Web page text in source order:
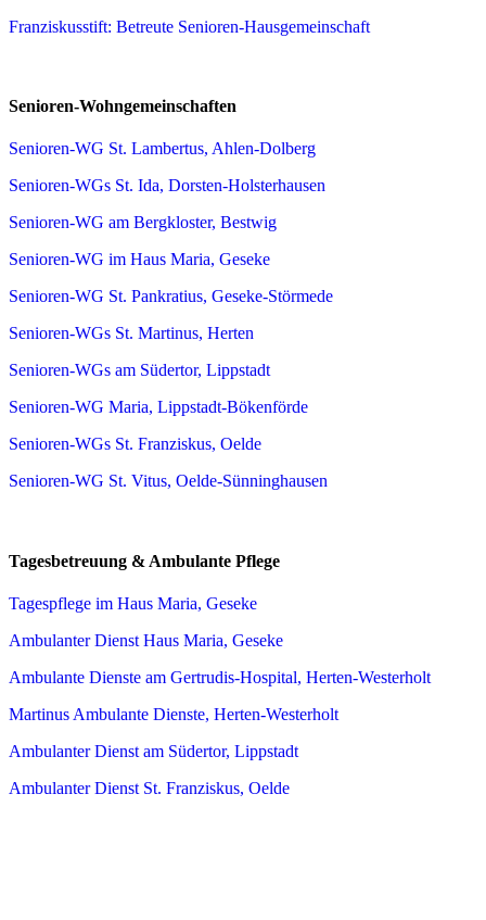
Franziskusstift: Betreute Senioren-Hausgemeinschaft
Senioren-Wohngemeinschaften
Senioren-WG St. Lambertus, Ahlen-Dolberg
Senioren-WGs St. Ida, Dorsten-Holsterhausen
Senioren-WG am Bergkloster, Bestwig
Senioren-WG im Haus Maria, Geseke
Senioren-WG St. Pankratius, Geseke-Störmede
Senioren-WGs St. Martinus, Herten
Senioren-WGs am Südertor, Lippstadt
Senioren-WG Maria, Lippstadt-Bökenförde
Senioren-WGs St. Franziskus, Oelde
Senioren-WG St. Vitus, Oelde-Sünninghausen
Tagesbetreuung & Ambulante Pflege
Tagespflege im Haus Maria, Geseke
Ambulanter Dienst Haus Maria, Geseke
Ambulante Dienste am Gertrudis-Hospital, Herten-Westerholt
Martinus Ambulante Dienste, Herten-Westerholt
Ambulanter Dienst am Südertor, Lippstadt
Ambulanter Dienst St. Franziskus, Oelde